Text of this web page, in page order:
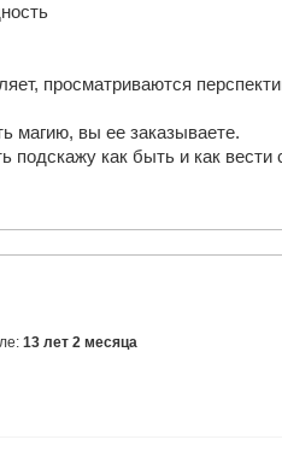
просматриваются
магию, вы ее заказываете.
подскажу как быть и как вести
13 лет 2 месяца